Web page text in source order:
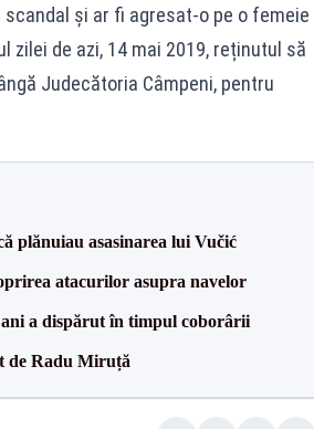
și ar fi agresat-o pe o femeie
zilei de azi, 14 mai 2019, reținutul să
Judecătoria Câmpeni, pentru
plănuiau asasinarea lui Vučić
atacurilor asupra navelor
a dispărut în timpul coborârii
de Radu Miruță